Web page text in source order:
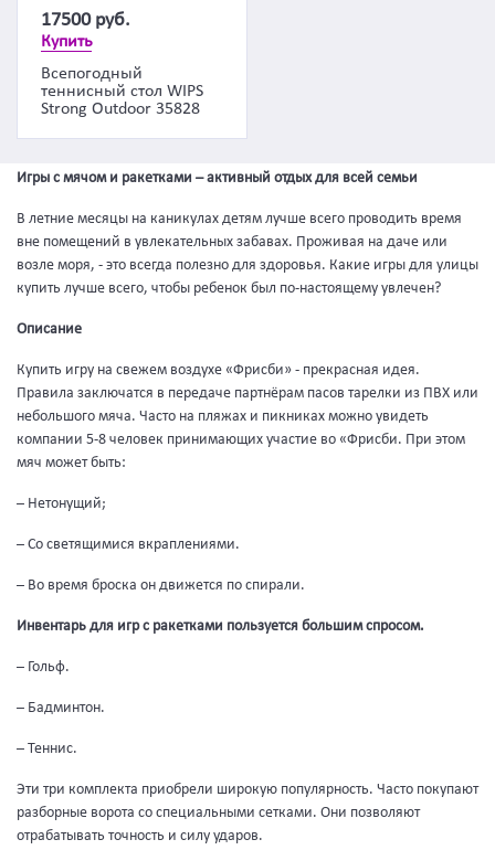
17500 руб.
Купить
Всепогодный
теннисный стол WIPS
Strong Outdoor 35828
Игры с мячом и ракетками – активный отдых для всей семьи
В летние месяцы на каникулах детям лучше всего проводить время
вне помещений в увлекательных забавах. Проживая на даче или
возле моря, - это всегда полезно для здоровья. Какие игры для улицы
купить лучше всего, чтобы ребенок был по-настоящему увлечен?
Описание
Купить игру на свежем воздухе «Фрисби» - прекрасная идея.
Правила заключатся в передаче партнёрам пасов тарелки из ПВХ или
небольшого мяча. Часто на пляжах и пикниках можно увидеть
компании 5-8 человек принимающих участие во «Фрисби. При этом
мяч может быть:
– Нетонущий;
– Со светящимися вкраплениями.
– Во время броска он движется по спирали.
Инвентарь для игр с ракетками пользуется большим спросом.
– Гольф.
– Бадминтон.
– Теннис.
Эти три комплекта приобрели широкую популярность. Часто покупают
разборные ворота со специальными сетками. Они позволяют
отрабатывать точность и силу ударов.